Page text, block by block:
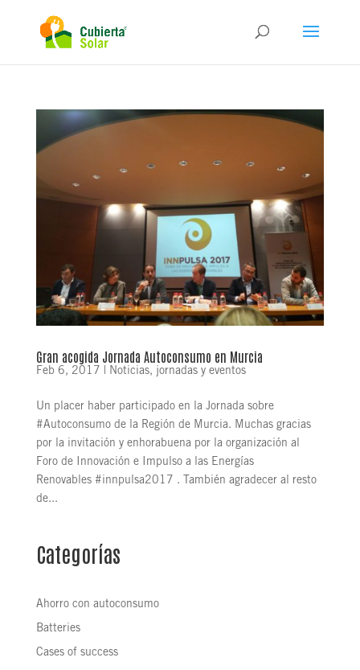
Gran acogida Jornada Autoconsumo en Murcia
Feb 6, 2017 Noticias, jornadas y eventos
Un placer haber participado en la Jornada sobre
#Autoconsumo de la Región de Murcia. Muchas gracias
por la invitación y enhorabuena por la organización al
Foro de Innovación e Impulso a las Energías
Renovables #innpulsa2017 . También agradecer al resto
de...
Categorías
Ahorro con autoconsumo
Batteries
Cases of success